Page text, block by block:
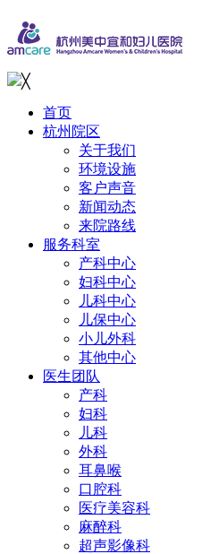
╳
首页
杭州院区
关于我们
环境设施
客户声音
新闻动态
来院路线
服务科室
产科中心
妇科中心
儿科中心
儿保中心
小儿外科
其他中心
医生团队
产科
妇科
儿科
外科
耳鼻喉
口腔科
医疗美容科
麻醉科
超声影像科